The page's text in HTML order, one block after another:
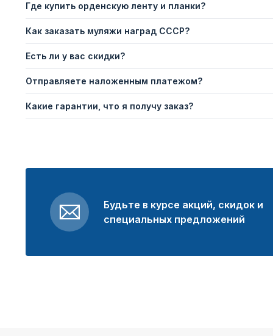
Где купить орденскую ленту и планки?
Как заказать муляжи наград СССР?
Есть ли у вас скидки?
Отправляете наложенным платежом?
Какие гарантии, что я получу заказ?
Будьте в курсе акций, скидок и
специальных предложений